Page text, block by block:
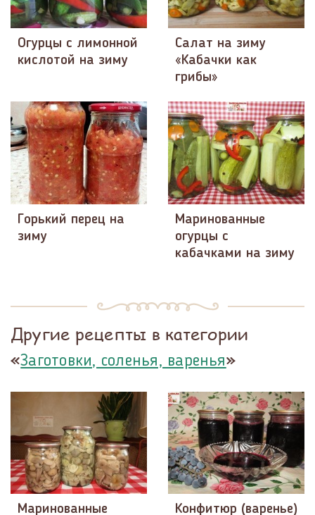
Огурцы с лимонной
кислотой на зиму
Салат на зиму
«Кабачки как
грибы»
Горький перец на
зиму
Маринованные
огурцы с
кабачками на зиму
Другие рецепты в категории
«Заготовки, соленья, варенья»
Маринованные Конфитюр (варенье)